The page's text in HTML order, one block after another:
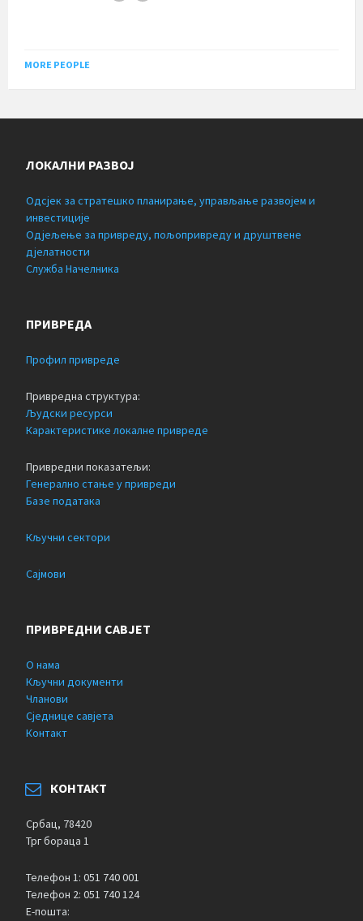
MORE PEOPLE
ЛОКАЛНИ РАЗВОЈ
Одсјек за стратешко планирање, управљање развојем и
инвестиције
Одјељење за привреду, пољопривреду и друштвене
дјелатности
Служба Начелника
ПРИВРЕДА
Профил привреде
Привредна структура:
Људски ресурси
Карактеристике локалне привреде
Привредни показатељи:
Генерално стање у привреди
Базе података
Кључни сектори
Сајмови
ПРИВРЕДНИ САВЈЕТ
О нама
Кључни документи
Чланови
Сједнице савјета
Контакт
КОНТАКТ
Србац, 78420
Трг бораца 1
Телефон 1: 051 740 001
Телефон 2: 051 740 124
Е-пошта: